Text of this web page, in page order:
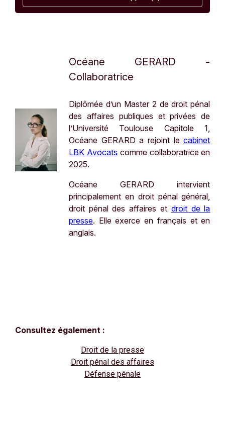
Océane GERARD -
Collaboratrice
Diplômée d’un Master 2 de droit pénal
des affaires publiques et privées de
l’Université Toulouse Capitole 1,
Océane GERARD a rejoint lecabinet
LBK Avocats comme collaboratrice en
2025.
Océane GERARD intervient
principalement en droit pénal général,
droit pénal des affaires et droit de la
presse. Elle exerce en français et en
anglais.
Consultez également :
Droit de la presse
Droit pénal des affaires
Défense pénale